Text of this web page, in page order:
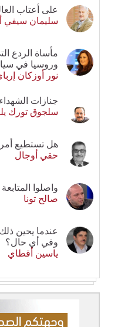
على أعتاب
سليمان سيفي
مأساة الردع
وروسيا في
نور أوزكان
جنازات
سلجوق تورك
هل تستطيع
حقي أوجال
واصلوا المتابعة
صالح تونا
عندما يحين
وفي أي حال؟
ياسين أقطاي